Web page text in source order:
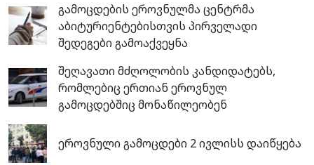
გამოცდების ეროვნულმა ცენტრმა
აბიტურიენტებისთვის პირველადი
შედეგები გამოაქვეყნა
შეღავათი მძღოლობის კანდიდატებს,
რომლებიც ერთიან ეროვნულ
გამოცდებშიც მონაწილეობენ
ეროვნული გამოცდები 2 ივლისს დაიწყება